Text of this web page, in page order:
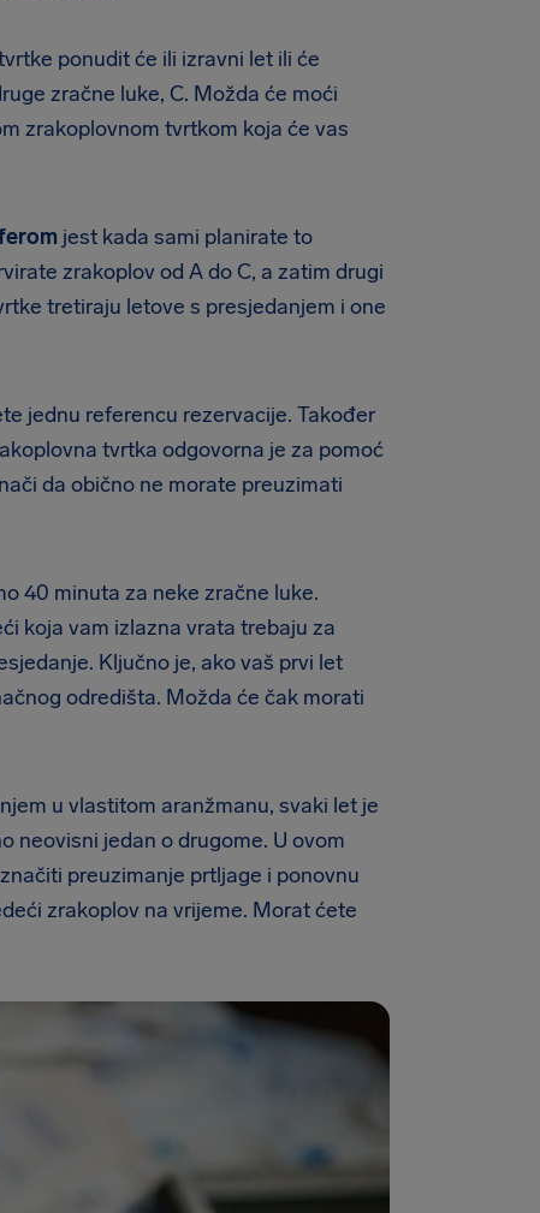
ponudit će ili izravni let ili će
zračne luke, C. Možda će moći
zrakoplovnom tvrtkom koja će vas
jest kada sami planirate to
zrakoplov od A do C, a zatim drugi
tretiraju letove s presjedanjem i one
jednu referencu rezervacije. Također
tvrtka odgovorna je za pomoć
da obično ne morate preuzimati
40 minuta za neke zračne luke.
koja vam izlazna vrata trebaju za
Ključno je, ako vaš prvi let
odredišta. Možda će čak morati
u vlastitom aranžmanu, svaki let je
neovisni jedan o drugome. U ovom
preuzimanje prtljage i ponovnu
zrakoplov na vrijeme. Morat ćete